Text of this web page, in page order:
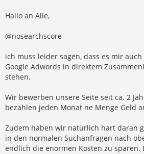
r
a
Hallo an Alle,
@nosearchscore
ich muss leider sagen, dass es mir auch
Google Adwords in direktem
stehen.
Wir bewerben unsere Seite seit ca. 2
bezahlen jeden Monat ne Menge Geld
Zudem haben wir natürlich hart daran
in den normalen Suchanfragen nach
endlich die enormen Kosten zu sparen.